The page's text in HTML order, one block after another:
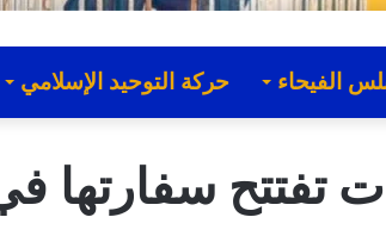
الفيحاء حركة التوحيد الإسلامي
تفتتح